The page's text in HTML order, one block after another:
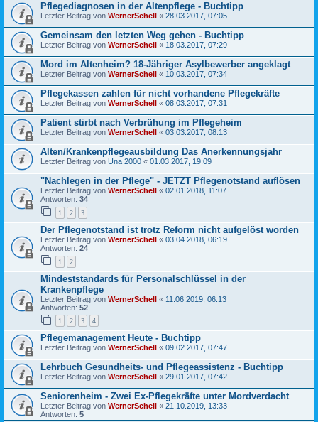
Pflegediagnosen in der Altenpflege - Buchtipp
Letzter Beitrag von WernerSchell « 28.03.2017, 07:05
Gemeinsam den letzten Weg gehen - Buchtipp
Letzter Beitrag von WernerSchell « 18.03.2017, 07:29
Mord im Altenheim? 18-Jähriger Asylbewerber angeklagt
Letzter Beitrag von WernerSchell « 10.03.2017, 07:34
Pflegekassen zahlen für nicht vorhandene Pflegekräfte
Letzter Beitrag von WernerSchell « 08.03.2017, 07:31
Patient stirbt nach Verbrühung im Pflegeheim
Letzter Beitrag von WernerSchell « 03.03.2017, 08:13
Alten/Krankenpflegeausbildung Das Anerkennungsjahr
Letzter Beitrag von Una 2000 « 01.03.2017, 19:09
"Nachlegen in der Pflege" - JETZT Pflegenotstand auflösen
Letzter Beitrag von WernerSchell « 02.01.2018, 11:07
Antworten: 34
1 2 3
Der Pflegenotstand ist trotz Reform nicht aufgelöst worden
Letzter Beitrag von WernerSchell « 03.04.2018, 06:19
Antworten: 24
1 2
Mindeststandards für Personalschlüssel in der
Krankenpflege
Letzter Beitrag von WernerSchell « 11.06.2019, 06:13
Antworten: 52
1 2 3 4
Pflegemanagement Heute - Buchtipp
Letzter Beitrag von WernerSchell « 09.02.2017, 07:47
Lehrbuch Gesundheits- und Pflegeassistenz - Buchtipp
Letzter Beitrag von WernerSchell « 29.01.2017, 07:42
Seniorenheim - Zwei Ex-Pflegekräfte unter Mordverdacht
Letzter Beitrag von WernerSchell « 21.10.2019, 13:33
Antworten: 5